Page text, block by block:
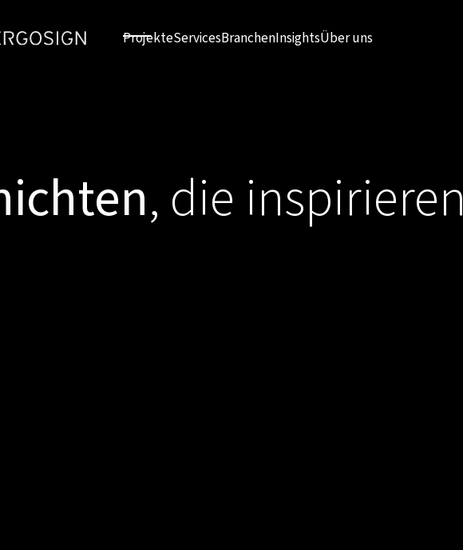
ProjekteServicesBranchenInsightsÜber uns
, die inspirieren